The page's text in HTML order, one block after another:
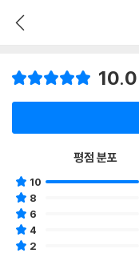
10.0
평점 분포
10
8
6
4
2